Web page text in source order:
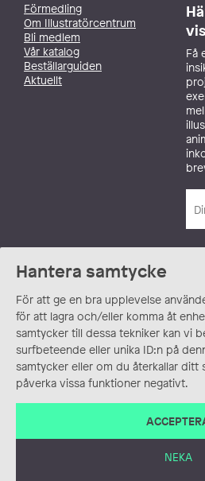
Hantera samtycke
För att ge en bra upplevelse
för att lagra och/eller komma åt
samtycker till dessa tekniker kan vi
surfbeteende eller unika ID:n på
samtycker eller om du återkallar ditt
påverka vissa funktioner negativt.
NEKA
Förmedling
Om Illustratörcentrum
Bli medlem
Vår katalog
Beställarguiden
Aktuellt
Få